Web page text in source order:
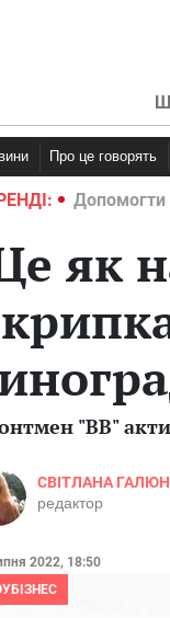
Про це говорять
2022
як
"ВВ"
СВІТЛАНА ГАЛЮН
редактор
2022, 18:50